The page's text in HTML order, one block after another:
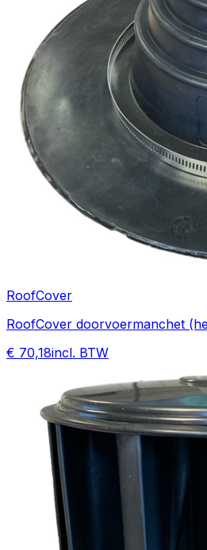
RoofCover
RoofCover doorvoermanchet
€ 70,18incl. BTW